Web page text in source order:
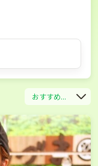
おすすめ...